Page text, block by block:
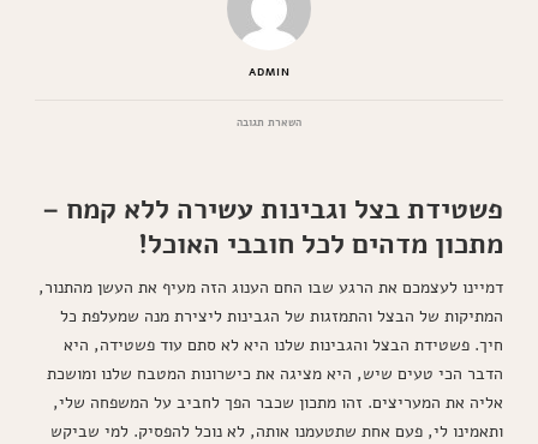
ADMIN
השארת תגובהבנושא
ללא
קמח
פשטידת בצל וגבינות עשירה ללא קמח –
מתכון מדהים לכל חובבי האוכל!
דמיינו לעצמכם את הרגע שבו החם הענוג הזה מעיף את העשן מהתנור,
המתיקות של הבצל והתמזגות של הגבינות ליצירת מנה שמעלפת כל
חיך. פשטידת הבצל והגבינות שלנו היא לא סתם עוד פשטידה, היא
הדבר הכי טעים שיש, היא מציגה את כישרונות המטבח שלנו ומושכת
אליה את המעריצים. זהו מתכון שכבר הפך לחביב על המשפחה שלי,
ותאמינו לי, פעם אחת שתטעמנו אותה, לא נוכל להפסיק. למי שביקש